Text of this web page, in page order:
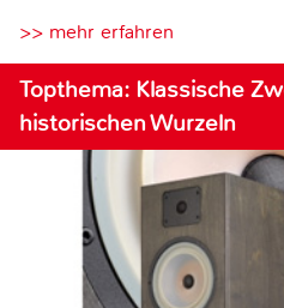
>> mehr erfahren
Topthema: Klassische
historischen Wurzeln